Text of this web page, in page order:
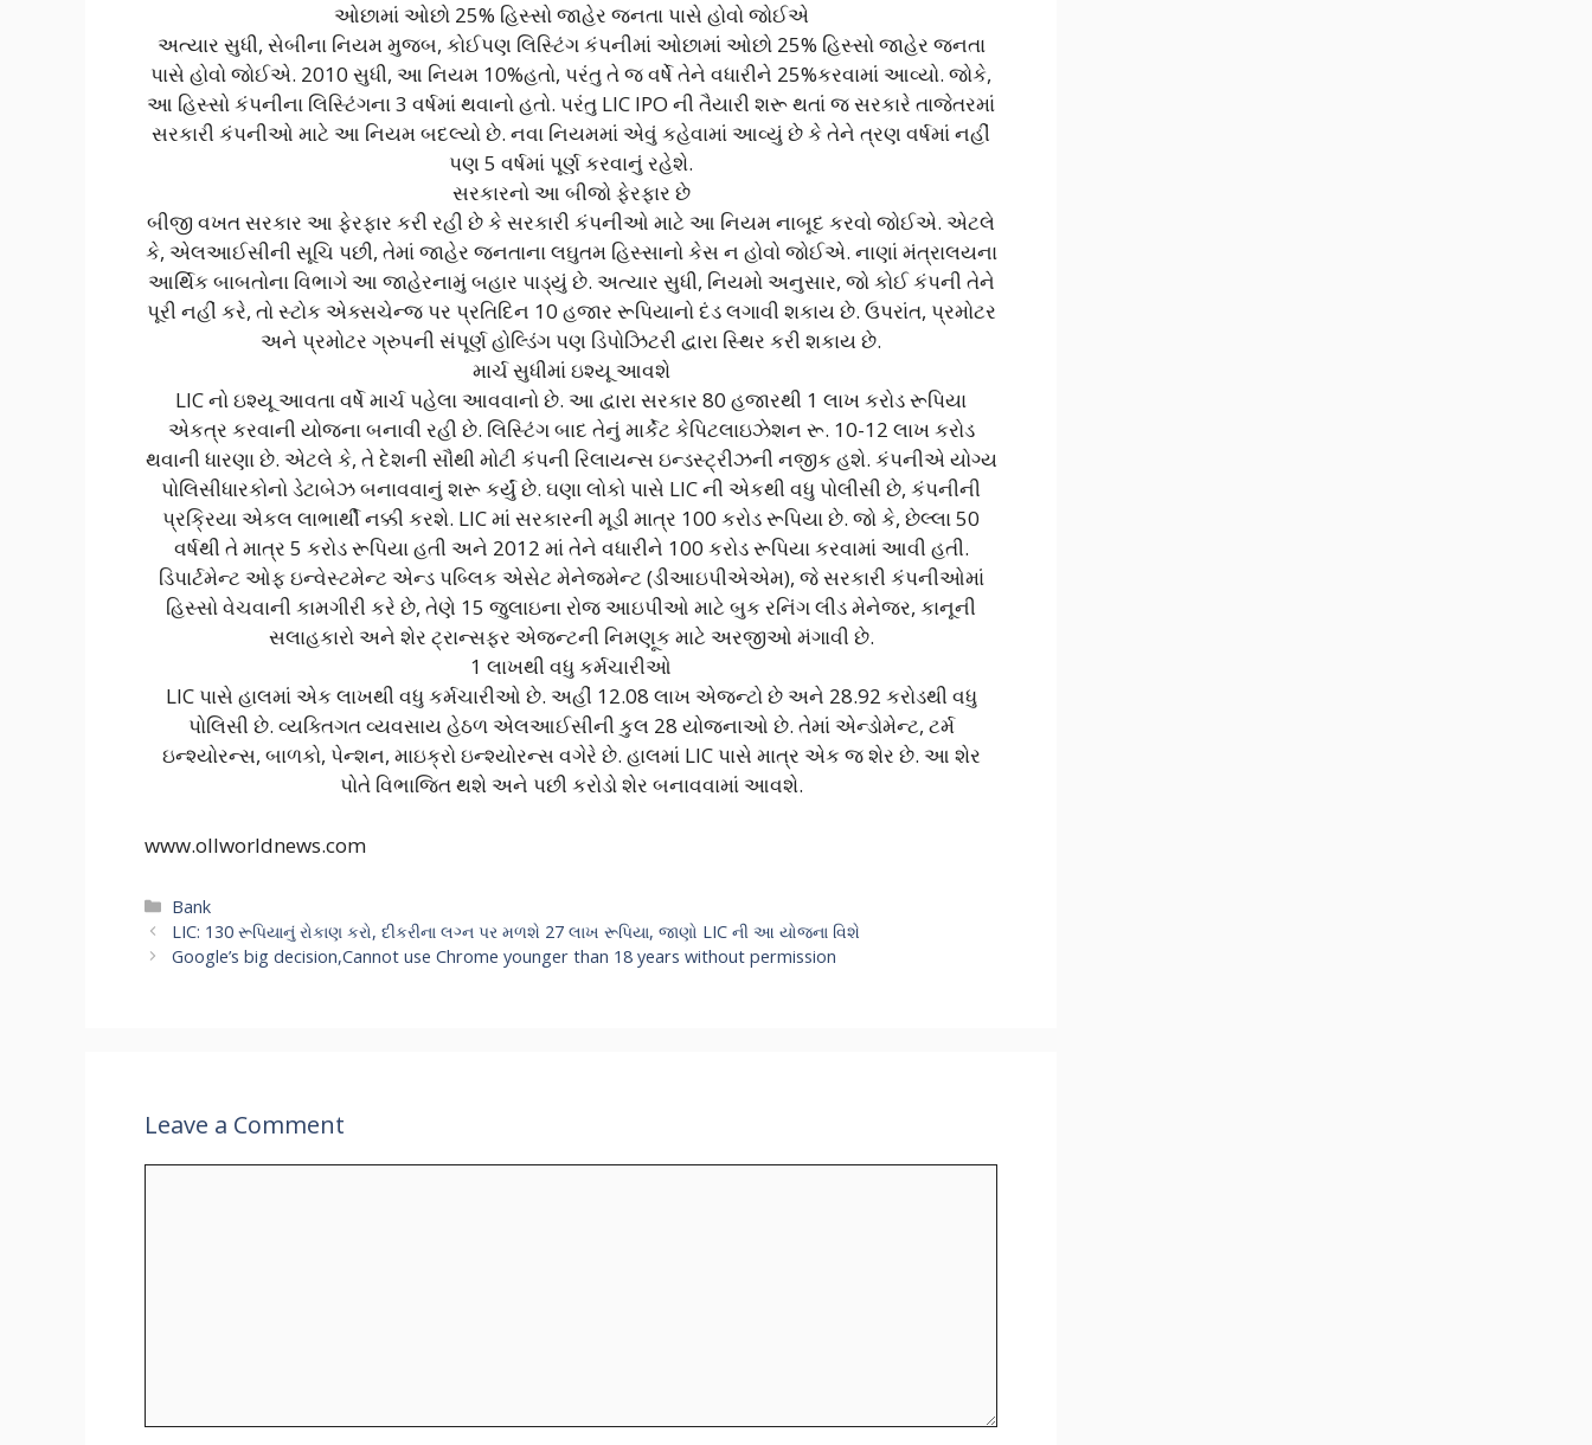
ઓછામાં ઓછો 25% હિસ્સો જાહેર જનતા પાસે હોવો જોઈએ
અત્યાર સુધી, સેબીના નિયમ મુજબ, કોઈપણ લિસ્ટિંગ કંપનીમાં ઓછામાં ઓછો 25% હિસ્સો જાહેર જનતા
પાસે હોવો જોઈએ. 2010 સુધી, આ નિયમ 10%હતો, પરંતુ તે જ વર્ષે તેને વધારીને 25%કરવામાં આવ્યો. જોકે,
આ હિસ્સો કંપનીના લિસ્ટિંગના 3 વર્ષમાં થવાનો હતો. પરંતુ LIC IPO ની તૈયારી શરૂ થતાં જ સરકારે તાજેતરમાં
સરકારી કંપનીઓ માટે આ નિયમ બદલ્યો છે. નવા નિયમમાં એવું કહેવામાં આવ્યું છે કે તેને ત્રણ વર્ષમાં નહીં
પણ 5 વર્ષમાં પૂર્ણ કરવાનું રહેશે.
સરકારનો આ બીજો ફેરફાર છે
બીજી વખત સરકાર આ ફેરફાર કરી રહી છે કે સરકારી કંપનીઓ માટે આ નિયમ નાબૂદ કરવો જોઈએ. એટલે
કે, એલઆઈસીની સૂચિ પછી, તેમાં જાહેર જનતાના લઘુતમ હિસ્સાનો કેસ ન હોવો જોઈએ. નાણાં મંત્રાલયના
આર્થિક બાબતોના વિભાગે આ જાહેરનામું બહાર પાડ્યું છે. અત્યાર સુધી, નિયમો અનુસાર, જો કોઈ કંપની તેને
પૂરી નહીં કરે, તો સ્ટોક એક્સચેન્જ પર પ્રતિદિન 10 હજાર રૂપિયાનો દંડ લગાવી શકાય છે. ઉપરાંત, પ્રમોટર
અને પ્રમોટર ગ્રુપની સંપૂર્ણ હોલ્ડિંગ પણ ડિપોઝિટરી દ્વારા સ્થિર કરી શકાય છે.
માર્ચ સુધીમાં ઇશ્યૂ આવશે
LIC નો ઇશ્યૂ આવતા વર્ષે માર્ચ પહેલા આવવાનો છે. આ દ્વારા સરકાર 80 હજારથી 1 લાખ કરોડ રૂપિયા
એકત્ર કરવાની યોજના બનાવી રહી છે. લિસ્ટિંગ બાદ તેનું માર્કેટ કેપિટલાઇઝેશન રૂ. 10-12 લાખ કરોડ
થવાની ધારણા છે. એટલે કે, તે દેશની સૌથી મોટી કંપની રિલાયન્સ ઇન્ડસ્ટ્રીઝની નજીક હશે. કંપનીએ યોગ્ય
પોલિસીધારકોનો ડેટાબેઝ બનાવવાનું શરૂ કર્યું છે. ઘણા લોકો પાસે LIC ની એકથી વધુ પોલીસી છે, કંપનીની
પ્રક્રિયા એકલ લાભાર્થી નક્કી કરશે. LIC માં સરકારની મૂડી માત્ર 100 કરોડ રૂપિયા છે. જો કે, છેલ્લા 50
વર્ષથી તે માત્ર 5 કરોડ રૂપિયા હતી અને 2012 માં તેને વધારીને 100 કરોડ રૂપિયા કરવામાં આવી હતી.
ડિપાર્ટમેન્ટ ઓફ ઇન્વેસ્ટમેન્ટ એન્ડ પબ્લિક એસેટ મેનેજમેન્ટ (ડીઆઇપીએએમ), જે સરકારી કંપનીઓમાં
હિસ્સો વેચવાની કામગીરી કરે છે, તેણે 15 જુલાઇના રોજ આઇપીઓ માટે બુક રનિંગ લીડ મેનેજર, કાનૂની
સલાહકારો અને શેર ટ્રાન્સફર એજન્ટની નિમણૂક માટે અરજીઓ મંગાવી છે.
1 લાખથી વધુ કર્મચારીઓ
LIC પાસે હાલમાં એક લાખથી વધુ કર્મચારીઓ છે. અહીં 12.08 લાખ એજન્ટો છે અને 28.92 કરોડથી વધુ
પોલિસી છે. વ્યક્તિગત વ્યવસાય હેઠળ એલઆઈસીની કુલ 28 યોજનાઓ છે. તેમાં એન્ડોમેન્ટ, ટર્મ
ઇન્શ્યોરન્સ, બાળકો, પેન્શન, માઇક્રો ઇન્શ્યોરન્સ વગેરે છે. હાલમાં LIC પાસે માત્ર એક જ શેર છે. આ શેર
પોતે વિભાજિત થશે અને પછી કરોડો શેર બનાવવામાં આવશે.
www.ollworldnews.com
Categories
Bank
LIC: 130 રૂપિયાનું રોકાણ કરો, દીકરીના લગ્ન પર મળશે 27 લાખ રૂપિયા, જાણો LIC ની આ યોજના વિશે
Google’s big decision,Cannot use Chrome younger than 18 years without permission
Leave a Comment